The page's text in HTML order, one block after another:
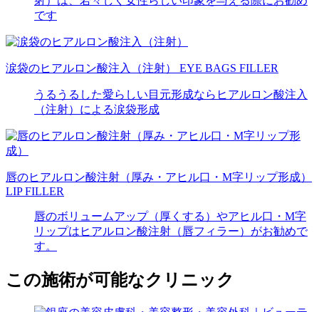
です
涙袋のヒアルロン酸注入（注射） EYE BAGS FILLER
うるうるした愛らしい目元形成ならヒアルロン酸注入
（注射）による涙袋形成
唇のヒアルロン酸注射（厚み・アヒル口・M字リップ形成）
LIP FILLER
唇のボリュームアップ（厚くする）やアヒル口・M字
リップはヒアルロン酸注射（唇フィラー）がお勧めで
す。
この施術が可能なクリニック